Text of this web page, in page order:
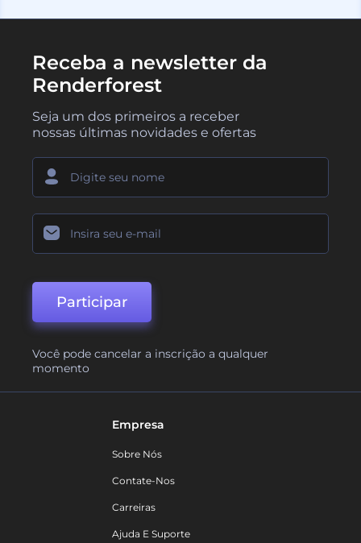
Receba a newsletter da
Renderforest
Seja um dos primeiros a receber
nossas últimas novidades e ofertas
Participar
Você pode cancelar a inscrição a qualquer
momento
Empresa
Sobre Nós
Contate-Nos
Carreiras
Ajuda E Suporte